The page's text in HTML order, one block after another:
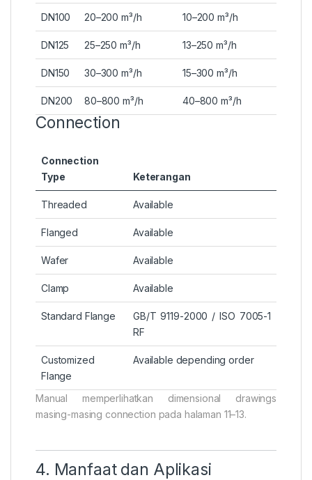
DN100 20–200 m³/h 10–200 m³/h
DN125 25–250 m³/h 13–250 m³/h
DN150 30–300 m³/h 15–300 m³/h
DN200 80–800 m³/h 40–800 m³/h
Connection
Connection
Type
Keterangan
Threaded Available
Flanged Available
Wafer Available
Clamp Available
Standard Flange
GB/T 9119-2000 / ISO 7005-1
RF
Customized
Flange
Available depending order
Manual memperlihatkan dimensional drawings
masing-masing connection pada halaman 11–13.
4. Manfaat dan Aplikasi